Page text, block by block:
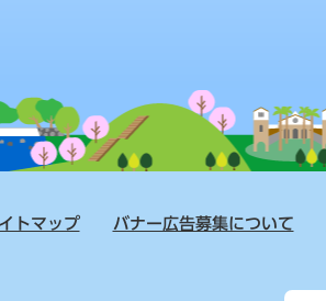
トマップ バナー広告募集について